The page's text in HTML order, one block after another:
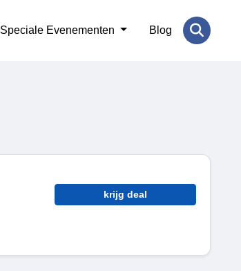
Speciale Evenementen Blog
krijg deal